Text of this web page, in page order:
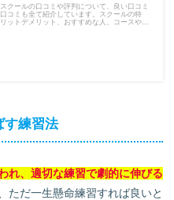
クールの口コミや評判について、良い口コミ
コミも全て紹介しています。スクールの特
ットデメリット、おすすめな人、コースや料
す練習法
れ、適切な練習で劇的に伸びる
ただ一生懸命練習すれば良いと